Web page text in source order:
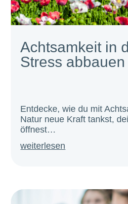
Achtsamkeit in
Stress abbauen
Entdecke, wie du mit
Natur neue Kraft tankst,
öffnest…
weiterlesen